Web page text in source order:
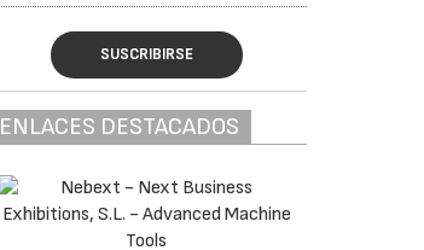
SUSCRIBIRSE
ENLACES DESTACADOS